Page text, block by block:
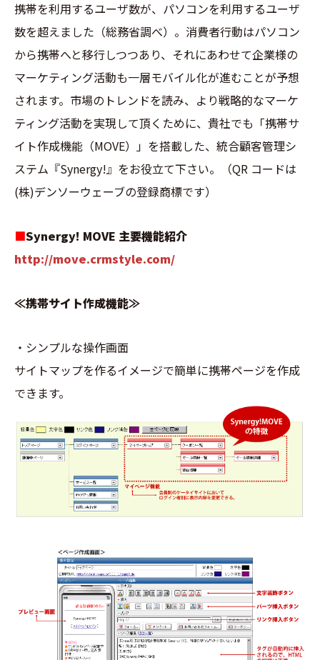
携帯を利用するユーザ数が、パソコンを利用するユーザ
数を超えました（総務省調べ）。消費者行動はパソコン
から携帯へと移行しつつあり、それにあわせて企業様の
マーケティング活動も一層モバイル化が進むことが予想
されます。市場のトレンドを読み、より戦略的なマーケ
ティング活動を実現して頂くために、貴社でも「携帯サ
イト作成機能（MOVE）」を搭載した、統合顧客管理シ
ステム『Synergy!』をお役立て下さい。（QR コードは
(株)デンソーウェーブの登録商標です）
■Synergy! MOVE 主要機能紹介
http://move.crmstyle.com/
≪携帯サイト作成機能≫
・シンプルな操作画面
サイトマップを作るイメージで簡単に携帯ページを作成
できます。